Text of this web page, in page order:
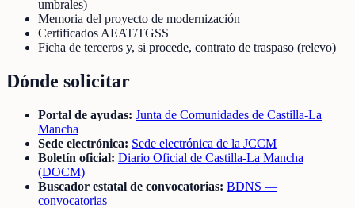
umbrales)
Memoria del proyecto de modernización
Certificados AEAT/TGSS
Ficha de terceros y, si procede, contrato de traspaso (relevo)
Dónde solicitar
Portal de ayudas: Junta de Comunidades de Castilla-La
Mancha
Sede electrónica: Sede electrónica de la JCCM
Boletín oficial: Diario Oficial de Castilla-La Mancha
(DOCM)
Buscador estatal de convocatorias: BDNS —
convocatorias